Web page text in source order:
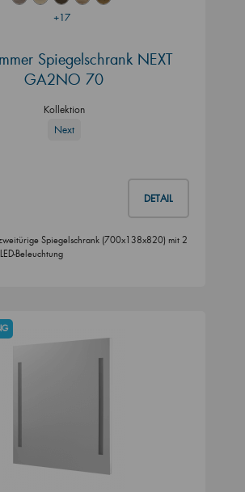
+17
Spiegelschrank NEXT
GA2NO 70
Kollektion
Next
DETAIL
Spiegelschrank (700x138x820) mit 2
Beleuchtung